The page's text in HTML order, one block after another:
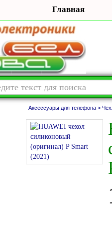
Главная
Аксессуары для телефона >